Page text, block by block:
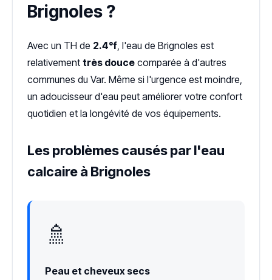
Brignoles ?
Avec un TH de 2.4°f , l'eau de Brignoles est
relativement très douce comparée à d'autres
communes du Var. Même si l'urgence est moindre,
un adoucisseur d'eau peut améliorer votre confort
quotidien et la longévité de vos équipements.
Les problèmes causés par l'eau
calcaire à Brignoles
🚿
Peau et cheveux secs